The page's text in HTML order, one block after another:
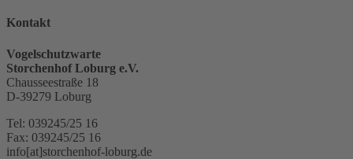
Kontakt
Vogelschutzwarte
Storchenhof Loburg e.V.
Chausseestraße 18
D-39279 Loburg
Tel: 039245/25 16
Fax: 039245/25 16
info[at]storchenhof-loburg.de